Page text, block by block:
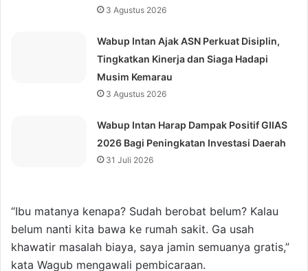
3 Agustus 2026
Wabup Intan Ajak ASN Perkuat Disiplin,
Tingkatkan Kinerja dan Siaga Hadapi
Musim Kemarau
3 Agustus 2026
Wabup Intan Harap Dampak Positif GIIAS
2026 Bagi Peningkatan Investasi Daerah
31 Juli 2026
“Ibu matanya kenapa? Sudah berobat belum? Kalau
belum nanti kita bawa ke rumah sakit. Ga usah
khawatir masalah biaya, saya jamin semuanya gratis,”
kata Wagub mengawali pembicaraan.